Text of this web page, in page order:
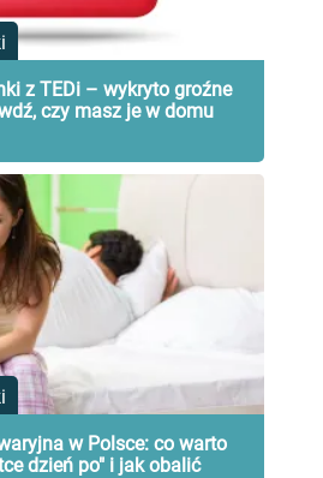
z TEDi – wykryto groźne
czy masz je w domu
w Polsce: co warto
dzień po" i jak obalić